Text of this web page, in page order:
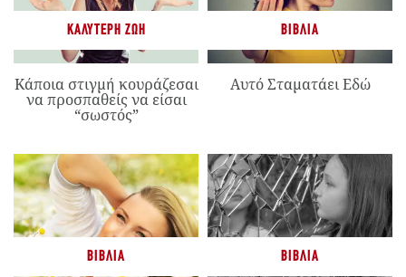
ΚΑΛΎΤΕΡΗ ΖΩΉ
Κάποια στιγμή κουράζεσαι
να προσπαθείς να είσαι
“σωστός”
ΒΙΒΛΊΑ
Αυτό Σταματάει Εδώ
ΒΙΒΛΊΑ ΒΙΒΛΊΑ